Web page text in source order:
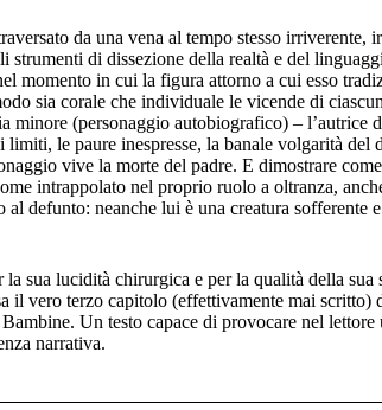
da una vena al tempo stesso irriverente,
strumenti di dissezione della realtà e del
momento in cui la figura attorno a cui esso
sia corale che individuale le vicende di
(personaggio autobiografico) – l’autrice
le paure inespresse, la banale volgarità del
vive la morte del padre. E dimostrare
intrappolato nel proprio ruolo a oltranza,
defunto: neanche lui è una creatura sofferente
sua lucidità chirurgica e per la qualità della sua
il vero terzo capitolo (effettivamente mai scritto)
Un testo capace di provocare nel lettore
narrativa.